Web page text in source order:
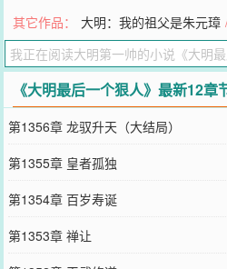
底。我大明，将士铁骨铮铮，文人傲
烺书友群：641621369
您要是觉得《大明最后一个狠人》还
微博微信里的朋友推荐哦！
其它作品： 大明：我的祖父是朱元璋
《大明最后一个狠人》最新12章
第1356章 龙驭升天（大结局）
第1355章 皇者孤独
第1354章 百岁寿诞
第1353章 禅让